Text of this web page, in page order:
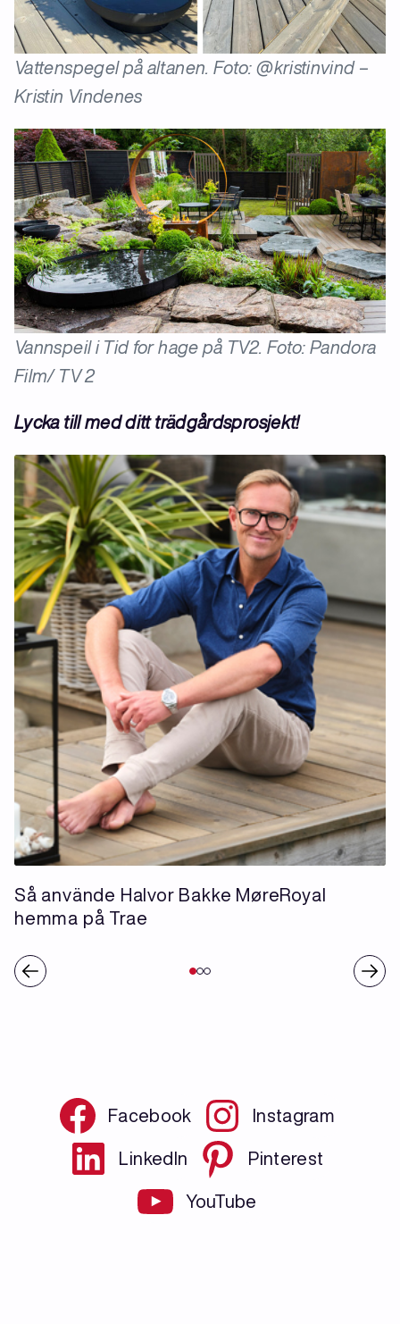
Vattenspegel på altanen. Foto: @kristinvind –
Kristin Vindenes
Vannspeil i Tid for hage på TV2. Foto: Pandora
Film/ TV 2
Lycka till med ditt trädgårdsprosjekt!
Så använde Halvor Bakke MøreRoyal
hemma på Trae
Facebook Instagram
LinkedIn Pinterest
YouTube